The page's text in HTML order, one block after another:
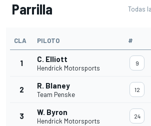
Parrilla Todas
CLA PILOTO #
1 C. Elliott
Hendrick Motorsports
9
2 R. Blaney
Team Penske
12
3 W. Byron
Hendrick Motorsports
24